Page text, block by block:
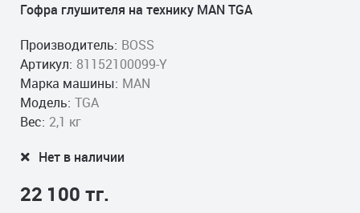
Гофра глушителя на технику MAN TGA
Производитель: BOSS
Артикул: 81152100099-Y
Марка машины: MAN
Модель: TGA
Вес: 2,1 кг
Нет в наличии
22 100 тг.